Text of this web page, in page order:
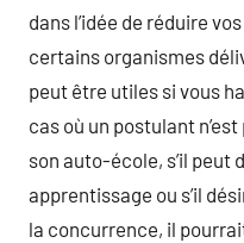
dans l’idée de réduire
certains organismes
peut être utiles si vous
cas où un postulant
son auto-école, s’il peut
apprentissage ou s’il
la concurrence, il